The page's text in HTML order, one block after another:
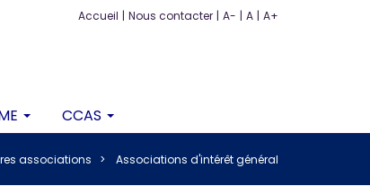
Accueil | Nous contacter | A- | A | A+
CCAS
associations Associations d'intérêt général